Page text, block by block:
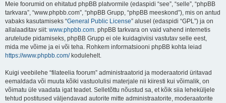
Meie foorumid on ehitatud phpBB platvormile (edaspidi “see”, “selle”, “phpBB
tarkvara”, “www.phpbb.com”, “phpBB Grupp, “phpBB meeskond”), mis on antud
vabaks kasutamiseks “General Public License” alusel (edaspidi “GPL”) ja on
allalaaditav siit: www.phpbb.com. phpBB tarkvara on vaid vahend internetis
arutelude pidamiseks, phpBB Grupp ei ole kuidagiviisi vastutav selle eest,
mida me võime ja ei või teha. Rohkem informatsiooni phpBB kohta leiad
https://www.phpbb.com/kodulehelt.
Kuigi veebilehe “filateelia foorum” administraatorid ja moderaatorid üritavad
eemaldada või muuta kõiki vastuolulisi materjale nii kiiresti kui võimalik, on
võimatu üle vaadata igat teadet. Selletõttu nõustud sa, et kõik siia leheküljele
tehtud postitused väljendavad autorite mitte administraatorite, moderaatorite